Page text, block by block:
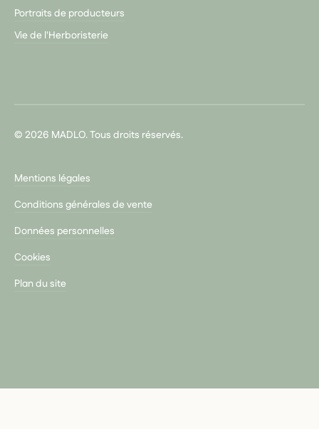
Portraits de producteurs
Vie de l'Herboristerie
© 2026 MADLO. Tous droits réservés.
Mentions légales
Conditions générales de vente
Données personnelles
Cookies
Plan du site